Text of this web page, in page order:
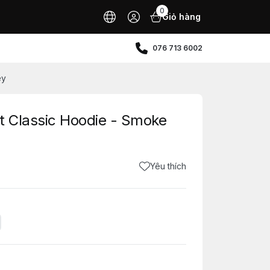
0
Giỏ hàng
076 713 6002
Classic Hoodie - Smoke
Yêu thích